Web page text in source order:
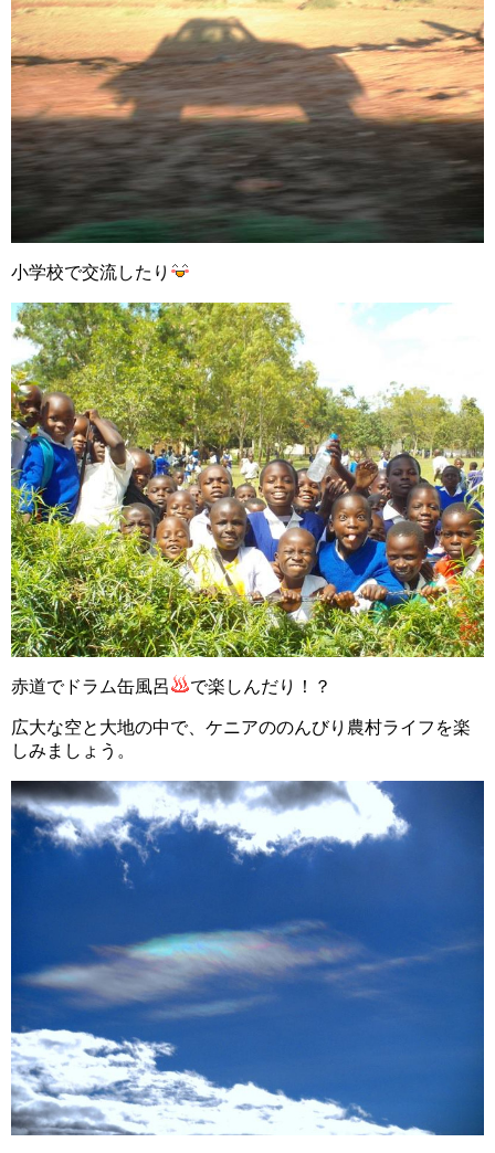
小学校で交流したり
赤道でドラム缶風呂 で楽しんだり！？
広大な空と大地の中で、ケニアののんびり農村ライフを楽
しみましょう。